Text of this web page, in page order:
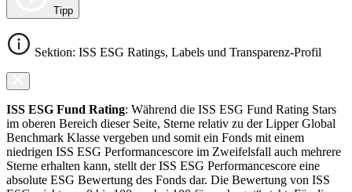
Tipp
Sektion: ISS ESG Ratings, Labels und Transparenz-Profil
ISS ESG Fund Rating: Während die ISS ESG Fund Rating Stars
im oberen Bereich dieser Seite, Sterne relativ zu der Lipper Global
Benchmark Klasse vergeben und somit ein Fonds mit einem
niedrigen ISS ESG Performancescore im Zweifelsfall auch mehrere
Sterne erhalten kann, stellt der ISS ESG Performancescore eine
absolute ESG Bewertung des Fonds dar. Die Bewertung von ISS